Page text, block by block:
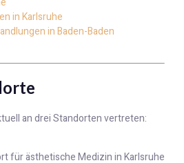
in Karlsruhe
in Baden-Baden
an drei Standorten vertreten:
für ästhetische Medizin in Karlsruhe